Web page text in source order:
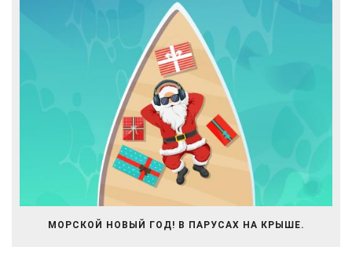
МОРСКОЙ НОВЫЙ ГОД! В ПАРУСАХ НА КРЫШЕ.